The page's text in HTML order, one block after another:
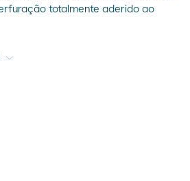
totalmente aderido ao